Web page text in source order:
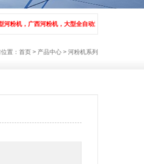
机，大型全自动河粉生产线的设备.上门安装调试
置： 首页 > 产品中心 > 河粉机系列